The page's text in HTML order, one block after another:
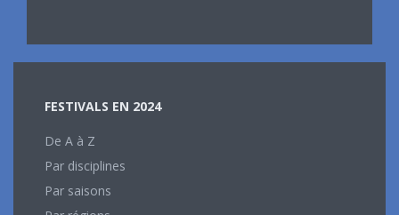
FESTIVALS EN 2024
De A à Z
Par disciplines
Par saisons